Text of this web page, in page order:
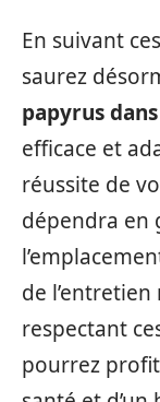
En suivant
saurez
papyrus dans
efficace et
réussite de
dépendra en
de
respectant
pourrez